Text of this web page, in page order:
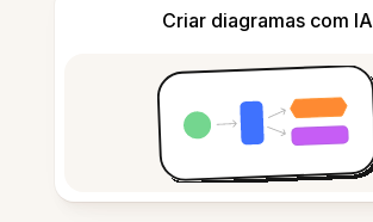
Criar diagramas com IA